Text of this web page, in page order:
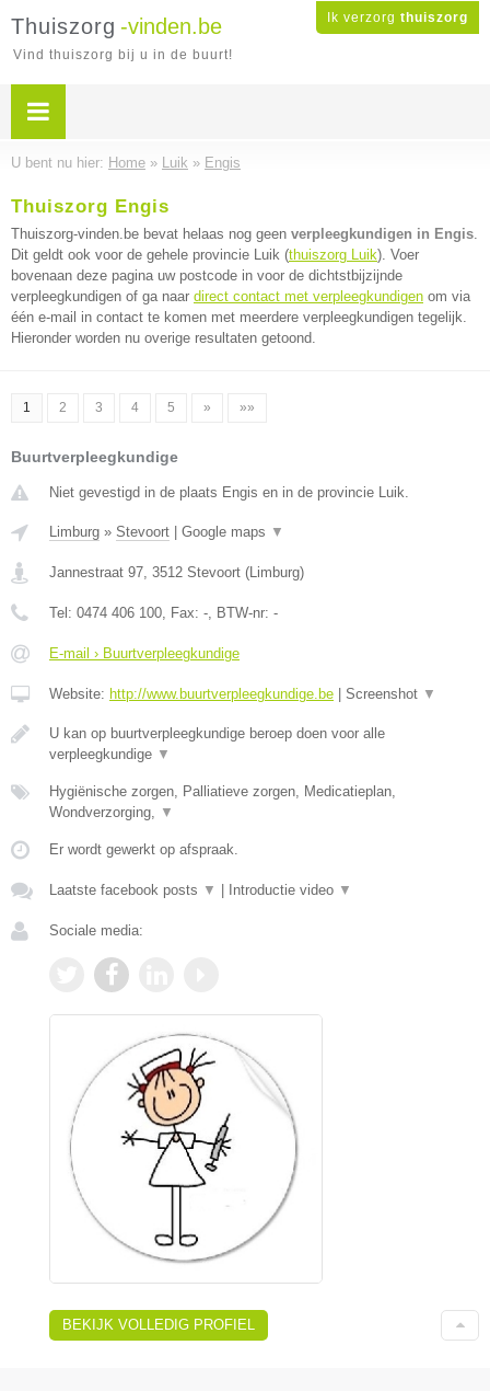
Ik verzorg thuiszorg
Thuiszorg -vinden.be
Vind thuiszorg bij u in de buurt!
U bent nu hier: Home » Luik » Engis
Thuiszorg Engis
Thuiszorg-vinden.be bevat helaas nog geen verpleegkundigen in Engis.
Dit geldt ook voor de gehele provincie Luik (thuiszorg Luik). Voer
bovenaan deze pagina uw postcode in voor de dichtstbijzijnde
verpleegkundigen of ga naar direct contact met verpleegkundigen om via
één e-mail in contact te komen met meerdere verpleegkundigen tegelijk.
Hieronder worden nu overige resultaten getoond.
1 2 3 4 5 » »»
Buurtverpleegkundige
Niet gevestigd in de plaats Engis en in de provincie Luik.
Limburg » Stevoort Google maps ▼
Jannestraat 97, 3512 Stevoort (Limburg)
Tel: 0474 406 100, Fax: -, BTW-nr: -
E-mail › Buurtverpleegkundige
Website: http://www.buurtverpleegkundige.be Screenshot ▼
U kan op buurtverpleegkundige beroep doen voor alle
verpleegkundige ▼
Hygiënische zorgen, Palliatieve zorgen, Medicatieplan,
Wondverzorging, ▼
Er wordt gewerkt op afspraak.
Laatste facebook posts ▼ Introductie video ▼
Sociale media:
BEKIJK VOLLEDIG PROFIEL